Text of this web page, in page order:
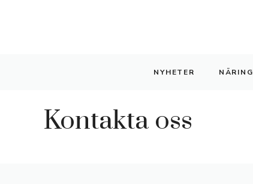
NYHETER NÄRING
Kontakta oss